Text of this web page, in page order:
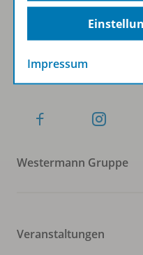
Folgen Sie uns auf
Westermann Gruppe
Veranstaltungen
Impressum